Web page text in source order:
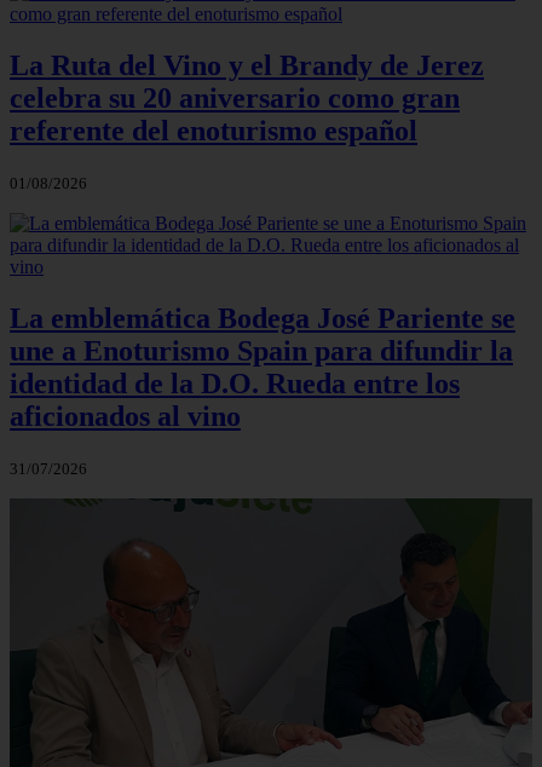
La Ruta del Vino y el Brandy de Jerez
celebra su 20 aniversario como gran
referente del enoturismo español
01/08/2026
La emblemática Bodega José Pariente se
une a Enoturismo Spain para difundir la
identidad de la D.O. Rueda entre los
aficionados al vino
31/07/2026